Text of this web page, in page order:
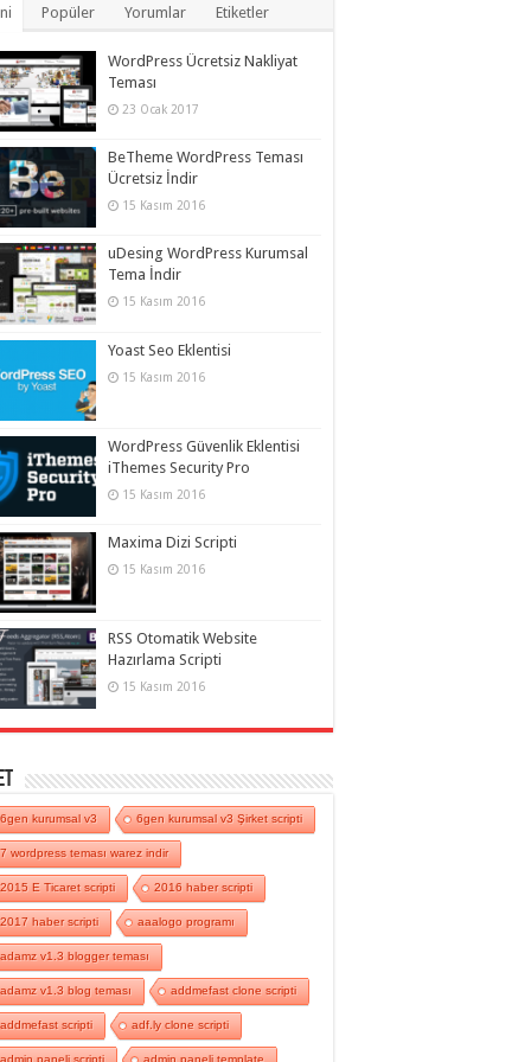
Popüler Yorumlar Etiketler
WordPress Ücretsiz Nakliyat
Teması
23 Ocak 2017
BeTheme WordPress Teması
Ücretsiz İndir
15 Kasım 2016
uDesing WordPress Kurumsal
Tema İndir
15 Kasım 2016
Yoast Seo Eklentisi
15 Kasım 2016
WordPress Güvenlik Eklentisi
iThemes Security Pro
15 Kasım 2016
Maxima Dizi Scripti
15 Kasım 2016
RSS Otomatik Website
Hazırlama Scripti
15 Kasım 2016
6gen kurumsal v3 6gen kurumsal v3 Şirket scripti
7 wordpress teması warez indir
2015 E Ticaret scripti 2016 haber scripti
2017 haber scripti aaalogo programı
adamz v1.3 blogger teması
adamz v1.3 blog teması addmefast clone scripti
addmefast scripti adf.ly clone scripti
admin paneli scripti admin paneli template